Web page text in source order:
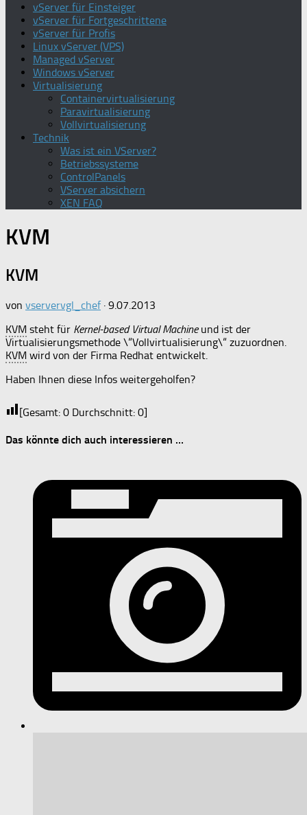
vServer für Einsteiger
vServer für Fortgeschrittene
vServer für Profis
Linux vServer (VPS)
Managed vServer
Windows vServer
Virtualisierung
Containervirtualisierung
Paravirtualisierung
Vollvirtualisierung
Technik
Was ist ein VServer?
Betriebssysteme
ControlPanels
VServer absichern
XEN FAQ
KVM
KVM
von vservervgl_chef · 9.07.2013
KVM steht für Kernel-based Virtual Machineund ist der
Virtualisierungsmethode \“Vollvirtualisierung\“ zuzuordnen.
KVM wird von der Firma Redhat entwickelt.
Haben Ihnen diese Infos weitergeholfen?
[Gesamt: 0 Durchschnitt: 0]
Das könnte dich auch interessieren …